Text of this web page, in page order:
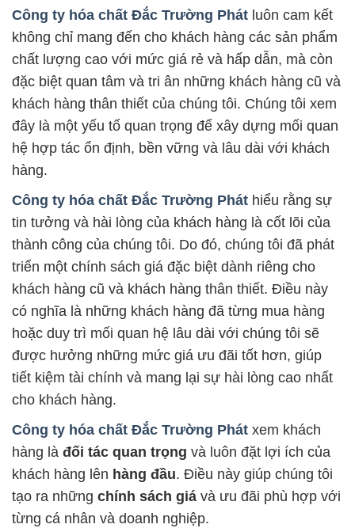
Công ty hóa chất Đắc Trường Phát luôn cam kết
không chỉ mang đến cho khách hàng các sản phẩm
chất lượng cao với mức giá rẻ và hấp dẫn, mà còn
đặc biệt quan tâm và tri ân những khách hàng cũ và
khách hàng thân thiết của chúng tôi. Chúng tôi xem
đây là một yếu tố quan trọng để xây dựng mối quan
hệ hợp tác ổn định, bền vững và lâu dài với khách
hàng.
Công ty hóa chất Đắc Trường Phát hiểu rằng sự
tin tưởng và hài lòng của khách hàng là cốt lõi của
thành công của chúng tôi. Do đó, chúng tôi đã phát
triển một chính sách giá đặc biệt dành riêng cho
khách hàng cũ và khách hàng thân thiết. Điều này
có nghĩa là những khách hàng đã từng mua hàng
hoặc duy trì mối quan hệ lâu dài với chúng tôi sẽ
được hưởng những mức giá ưu đãi tốt hơn, giúp
tiết kiệm tài chính và mang lại sự hài lòng cao nhất
cho khách hàng.
Công ty hóa chất Đắc Trường Phát xem khách
hàng là đối tác quan trọng và luôn đặt lợi ích của
khách hàng lên hàng đầu. Điều này giúp chúng tôi
tạo ra những chính sách giá và ưu đãi phù hợp với
từng cá nhân và doanh nghiệp.